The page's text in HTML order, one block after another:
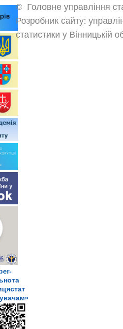
© Головне управління
Розробник сайту:
статистики у Вінницькій